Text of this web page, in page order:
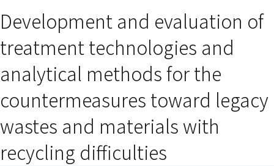
ドウで開きます）
ンドウで開きます）
ウインドウで開きます）
Development and evaluation of
treatment technologies and
analytical methods for the
countermeasures toward legacy
wastes and materials with
recycling difficulties